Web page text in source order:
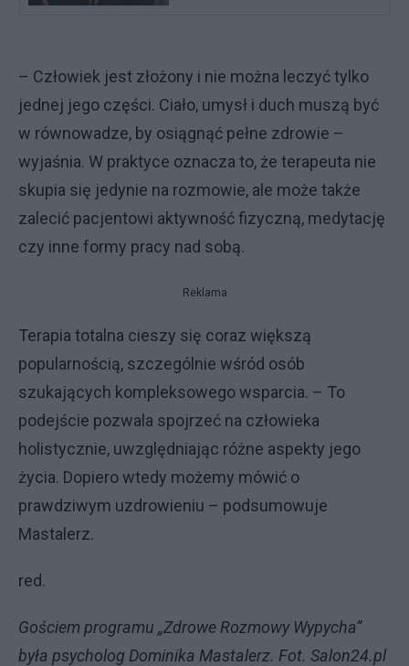
– Człowiek jest złożony i nie można leczyć tylko
jednej jego części. Ciało, umysł i duch muszą być
w równowadze, by osiągnąć pełne zdrowie –
wyjaśnia. W praktyce oznacza to, że terapeuta nie
skupia się jedynie na rozmowie, ale może także
zalecić pacjentowi aktywność fizyczną, medytację
czy inne formy pracy nad sobą.
Reklama
Terapia totalna cieszy się coraz większą
popularnością, szczególnie wśród osób
szukających kompleksowego wsparcia. – To
podejście pozwala spojrzeć na człowieka
holistycznie, uwzględniając różne aspekty jego
życia. Dopiero wtedy możemy mówić o
prawdziwym uzdrowieniu – podsumowuje
Mastalerz.
red.
Gościem programu „Zdrowe Rozmowy Wypycha”
była psycholog Dominika Mastalerz. Fot. Salon24.pl